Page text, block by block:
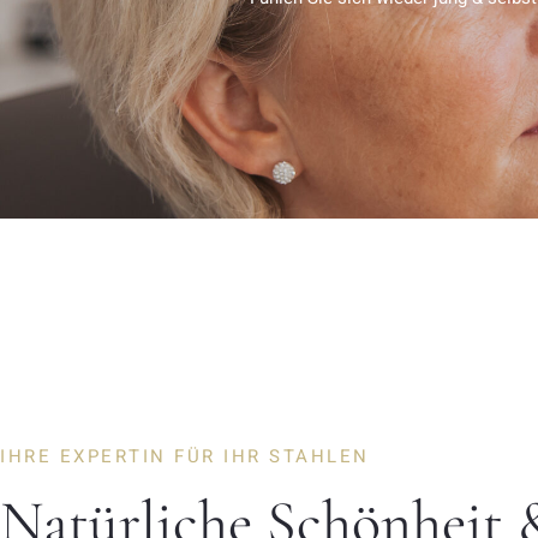
IHRE EXPERTIN FÜR IHR STAHLEN
Natürliche Schönheit